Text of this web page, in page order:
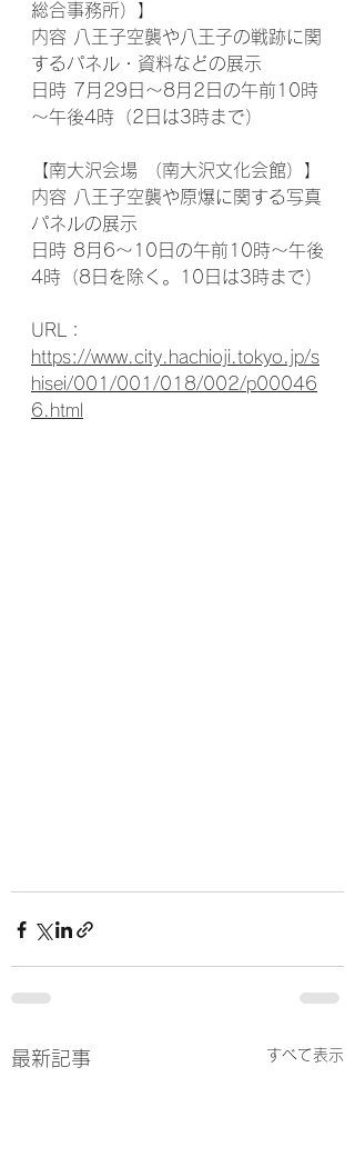
総合事務所）】
内容 八王子空襲や八王子の戦跡に関
するパネル・資料などの展示
日時 7月29日～8月2日の午前10時
～午後4時（2日は3時まで）
【南大沢会場 （南大沢文化会館）】
内容 八王子空襲や原爆に関する写真
パネルの展示
日時 8月6～10日の午前10時～午後
4時（8日を除く。10日は3時まで）
URL：
https://www.city.hachioji.tokyo.jp/s
hisei/001/001/018/002/p00046
6.html
最新記事 すべて表示